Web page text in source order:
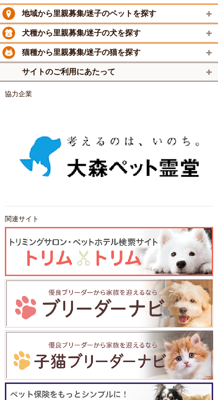
地域から里親募集/迷子のペットを探す
犬種から里親募集/迷子の犬を探す
猫種から里親募集/迷子の猫を探す
サイトのご利用にあたって
協力企業
関連サイト